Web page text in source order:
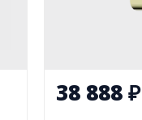
38 888₽